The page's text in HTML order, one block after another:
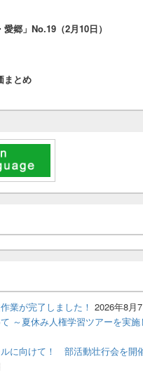
郷」No.19（2月10日）
まとめ
業が完了しました！ 2026年8月
～夏休み人権学習ツアーを実施
に向けて！ 部活動壮行会を開